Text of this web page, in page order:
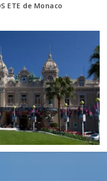
ETE de Monaco